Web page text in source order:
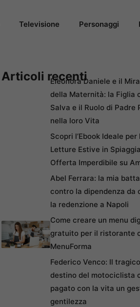
Televisione Personaggi
Articoli recentiEleonora Daniele e il
della Maternità: la Figlia
Salva e il Ruolo di Padre
nella loro Vita
Scopri l’Ebook Ideale per
Letture Estive in
Offerta Imperdibile su
Abel Ferrara: la mia
contro la dipendenza da
la redenzione a Napoli
Come creare un menu
gratuito per il ristorante
MenuForma
Federico Venco: Il tragico
destino del motociclista
pagato con la vita un
gentilezza